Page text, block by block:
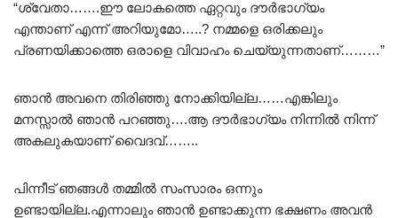
“ശ്വേതാ…….ഈ ലോകത്തെ ഏറ്റവും ദൗർഭാഗ്യം
എന്താണ് എന്ന് അറിയുമോ…..? നമ്മളെ ഒരിക്കലും
പ്രണയിക്കാത്തെ ഒരാളെ വിവാഹം ചെയ്യുന്നതാണ്………”
ഞാൻ അവനെ തിരിഞ്ഞു നോക്കിയില്ല……എങ്കിലും
മനസ്സാൽ ഞാൻ പറഞ്ഞു….ആ ദൗർഭാഗ്യം നിന്നിൽ നിന്ന്
അകലുകയാണ് വൈദവ്……..
പിന്നീട് ഞങ്ങൾ തമ്മിൽ സംസാരം ഒന്നും
ഉണ്ടായില്ല.എന്നാലും ഞാൻ ഉണ്ടാക്കുന്ന ഭക്ഷണം അവൻ